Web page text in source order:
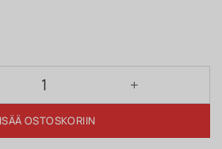
mattanikkeli määrä
OSTOSKORIIN